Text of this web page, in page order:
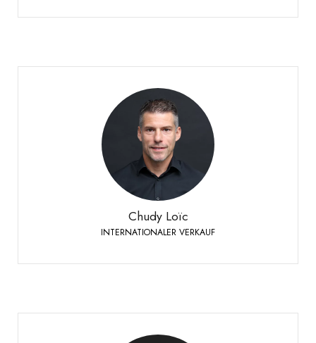
Chudy Loïc
INTERNATIONALER VERKAUF
Chudy Loïc
INTERNATIONALER VERKAUF
Telefon:
+41 79 524 72 19